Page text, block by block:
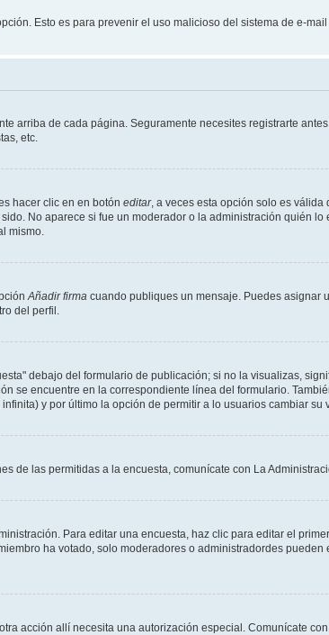
Esto es para prevenir el uso malicioso del sistema de e-
arriba de cada página. Seguramente necesites registrarte
etc.
hacer clic en en botón editar, a veces esta opción solo es
No aparece si fue un moderador o la administración quién
mismo.
Añadir firma cuando publiques un mensaje. Puedes asignar
del perfil.
debajo del formulario de publicación; si no la visualizas,
se encuentre en la correspondiente línea del formulario.
y por último la opción de permitir a lo usuarios cambiar su
de las permitidas a la encuesta, comunícate con La
Para editar una encuesta, haz clic para editar el
ha votado, solo moderadores o administradordes
acción allí necesita una autorización especial. Comunícate